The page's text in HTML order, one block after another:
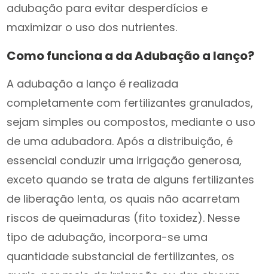
adubação para evitar desperdícios e
maximizar o uso dos nutrientes.
Como funciona a da Adubação a lanço?
A adubação a lanço é realizada
completamente com fertilizantes granulados,
sejam simples ou compostos, mediante o uso
de uma adubadora. Após a distribuição, é
essencial conduzir uma irrigação generosa,
exceto quando se trata de alguns fertilizantes
de liberação lenta, os quais não acarretam
riscos de queimaduras (fito toxidez). Nesse
tipo de adubação, incorpora-se uma
quantidade substancial de fertilizantes, os